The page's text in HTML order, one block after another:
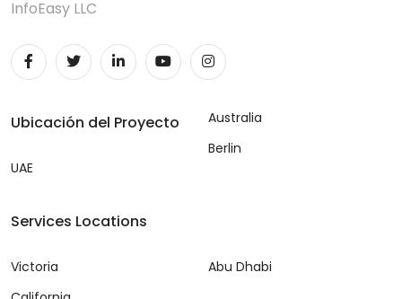
InfoEasy LLC
Ubicación del Proyecto
UAE
Australia
Berlin
Services Locations
Victoria
Abu Dhabi